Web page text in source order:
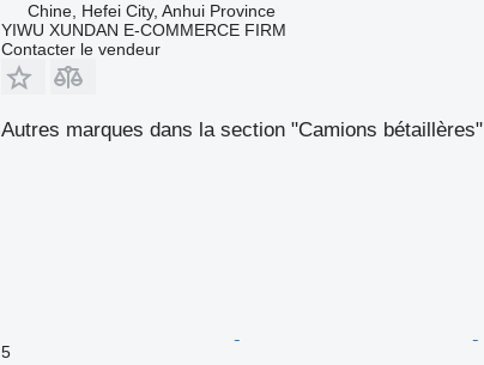
Chine, Hefei City, Anhui Province
YIWU XUNDAN E-COMMERCE FIRM
Contacter le vendeur
Autres marques dans la section "Camions bétaillères"
5